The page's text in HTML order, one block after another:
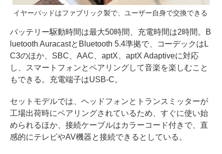
イヤーパッドはファブリック製で、ユーザー自身で交換できる
バッテリー駆動時間は最大50時間、充電時間は2時間。B
luetooth AuracastとBluetooth 5.4準拠で、コーデックはL
C3のほか、SBC、AAC、aptX、aptX Adaptiveに対応
し、スマートフォンとペアリングして音楽を楽しむこと
もできる。充電端子はUSB-C。
セットモデルでは、ヘッドフォンとトランスミッターが
工場出荷時にペアリングされているため、すぐに使い始
められるほか、接続ケーブルはカラーコード付きで、直
感的にテレビやAV機器と接続できるとしている。